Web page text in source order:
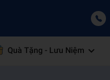
Quà Tặng - Lưu Niệm